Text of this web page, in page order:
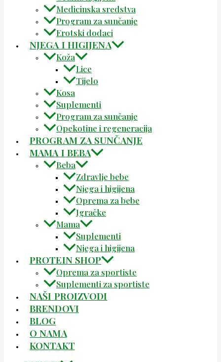
Medicinska sredstva
Program za sunčanje
Erotski dodaci
NJEGA I HIGIJENA
Koža
Lice
Tijelo
Kosa
Suplementi
Program za sunčanje
Opekotine i regeneracija
PROGRAM ZA SUNČANJE
MAMA I BEBA
Beba
Zdravlje bebe
Njega i higijena
Oprema za bebe
Igračke
Mama
Suplementi
Njega i higijena
PROTEIN SHOP
Oprema za sportiste
Suplementi za sportiste
NAŠI PROIZVODI
BRENDOVI
BLOG
O NAMA
KONTAKT